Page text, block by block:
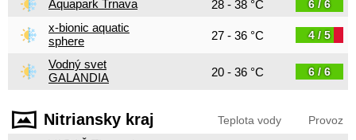
Aquapark Trnava 28 - 38 °C 6 / 6
x-bionic aquatic
sphere
27 - 36 °C 4 / 5
Vodný svet
GALANDIA
20 - 36 °C 6 / 6
Nitriansky kraj Teplota vody Provoz